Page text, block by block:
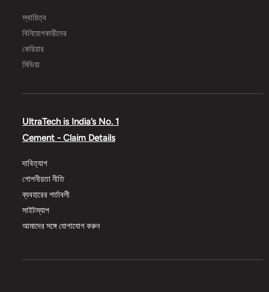
স্থায়িত্ব
বিনিয়োগকারীদের
কেরিয়ার
মিডিয়া
UltraTech is India’s No. 1
Cement - Claim Details
দাবিত্যাগ
গোপনীয়তা নীতি
ব্যবহারের শর্তাবলী
সাইটম্যাপ
আমাদের সঙ্গে যোগাযোগ করুন